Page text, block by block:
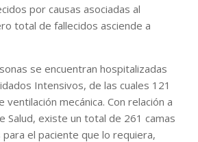
por causas asociadas al
total de fallecidos asciende a
se encuentran hospitalizadas
Intensivos, de las cuales 121
mecánica. Con relación a
Salud, existe un total de 261 camas
el paciente que lo requiera,